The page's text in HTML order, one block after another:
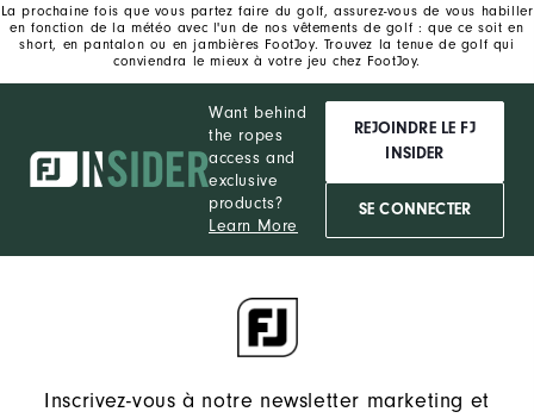
La prochaine fois que vous partez faire du golf, assurez-vous de vous habiller
en fonction de la météo avec l'un de nos vêtements de golf : que ce soit en
short, en pantalon ou en jambières FootJoy. Trouvez la tenue de golf qui
conviendra le mieux à votre jeu chez FootJoy.
Want behind
the ropes
access and
exclusive
products?
Learn More
REJOINDRE LE FJ
INSIDER
SE CONNECTER
Inscrivez-vous à notre newsletter marketing et